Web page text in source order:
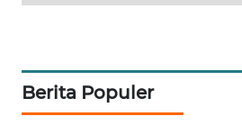
Berita Populer
HUMBANG